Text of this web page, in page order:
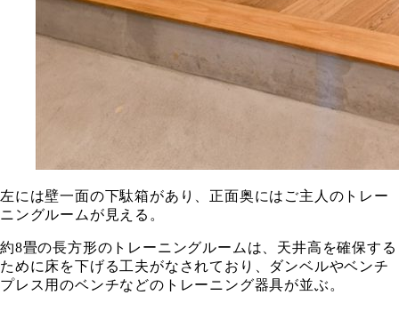
左には壁一面の下駄箱があり、正面奥にはご主人のトレー
ニングルームが見える。
約8畳の長方形のトレーニングルームは、天井高を確保する
ために床を下げる工夫がなされており、ダンベルやベンチ
プレス用のベンチなどのトレーニング器具が並ぶ。